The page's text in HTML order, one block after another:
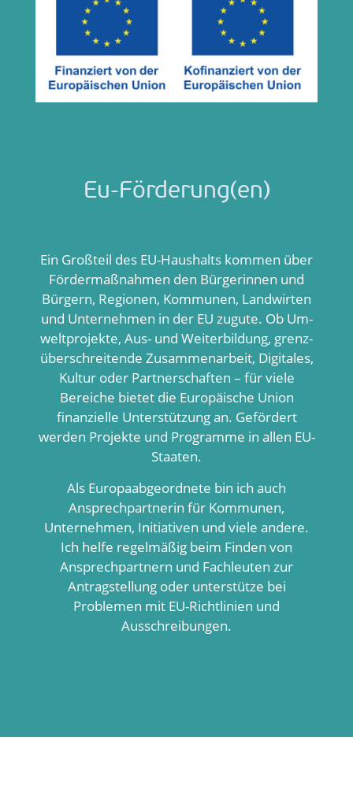
Eu-Förderung(en)
Ein Großteil des EU-Haushalts kommen über
Fördermaßnahmen den Bürgerinnen und
Bürgern, Regionen, Kommunen, Landwirten
und Unternehmen in der EU zugute. Ob Um­
welt­projekte, Aus- und Weiter­bildung, grenz­
überschrei­tende Zusammen­arbeit, Digitales,
Kultur oder Partner­schaften – für viele
Bereiche bietet die Euro­päische Union
finanzielle Unter­stützung an. Gefördert
werden Projekte und Programme in allen EU-
Staaten.
Als Europaabgeordnete bin ich auch
Ansprechpartnerin für Kommunen,
Unternehmen, Initiativen und viele andere.
Ich helfe regelmäßig beim Finden von
Ansprechpartnern und Fachleuten zur
Antragstellung oder unterstütze bei
Problemen mit EU-Richtlinien und
Ausschreibungen.